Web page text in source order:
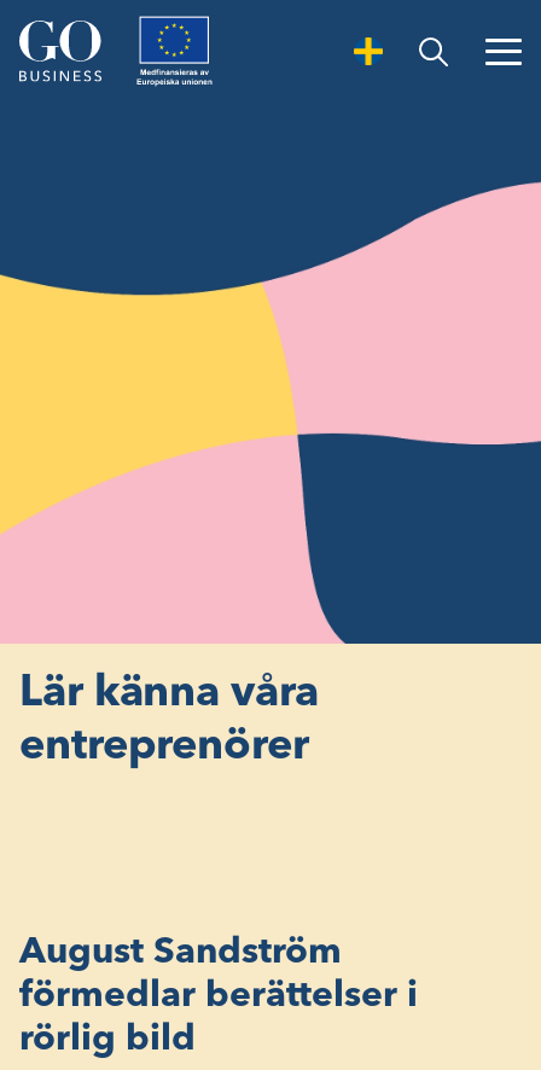
Open Search
Lär känna våra
entreprenörer
August Sandström
förmedlar berättelser i
rörlig bild